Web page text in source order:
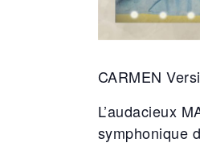
CARMEN
L’audacieux
symphonique